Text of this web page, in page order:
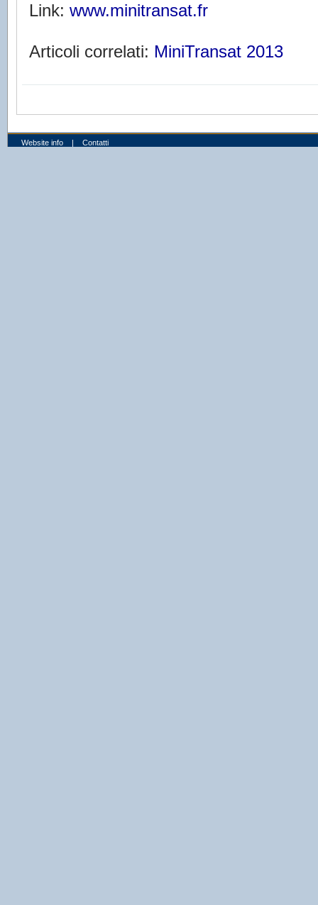
Link: www.minitransat.fr
Articoli correlati: MiniTransat 2013
Website info | Contatti